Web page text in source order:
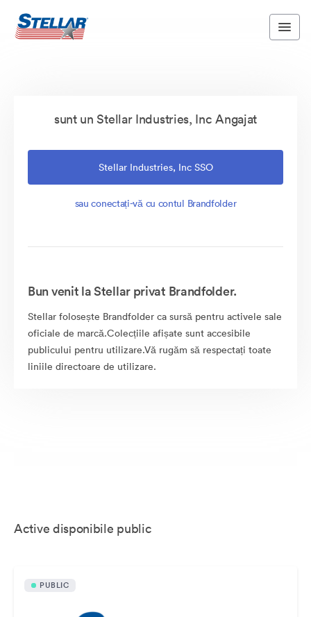
sunt un Stellar Industries, Inc Angajat
Stellar Industries, Inc SSO
sau conectați-vă cu contul Brandfolder
Bun venit la Stellar privat Brandfolder.
Stellar folosește Brandfolder ca sursă pentru activele sale
oficiale de marcă.Colecțiile afișate sunt accesibile
publicului pentru utilizare.Vă rugăm să respectați toate
liniile directoare de utilizare.
Active disponibile public
PUBLIC